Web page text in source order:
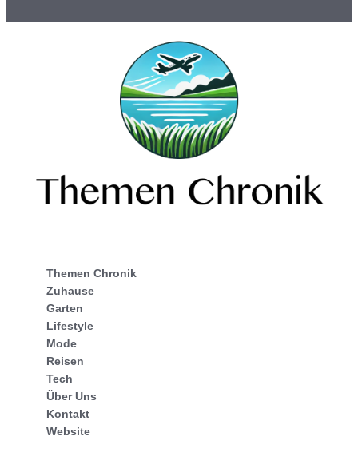
Themen Chronik
Zuhause
Garten
Lifestyle
Mode
Reisen
Tech
Über Uns
Kontakt
Website